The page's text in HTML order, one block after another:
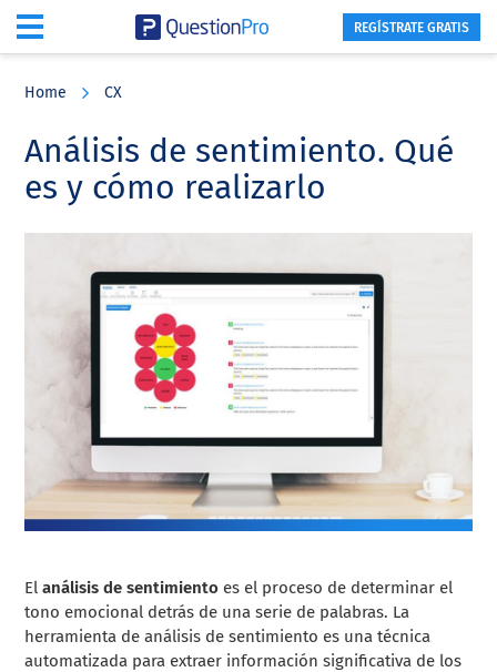
content
sidebar
REGÍSTRATE GRATIS
Home CX
Análisis de sentimiento. Qué
es y cómo realizarlo
Elanálisis de sentimiento es el proceso de determinar el
tono emocional detrás de una serie de palabras. La
herramienta de análisis de sentimiento es una técnica
automatizada para extraer información significativa de los